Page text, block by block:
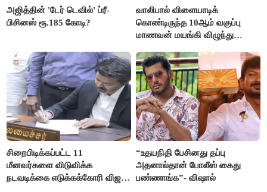
அஜித்தின் 'டேர் டெவில்' ப்ரீ-
பிசினஸ் ரூ.185 கோடி?
வாலிபால் விளையாடிக்
கொண்டிருந்த 10ஆம் வகுப்பு
மாணவன் மயங்கி விழுந்து
சிறைபிடிக்கப்பட்ட 11
மீனவர்களை விடுவிக்க
நடவடிக்கை எடுக்கக்கோரி விஜய்
“உதயநிதி பேசினது தப்பு
அதனால்தான் போலீஸ் கைது
பண்ணாங்க”- விஷால்